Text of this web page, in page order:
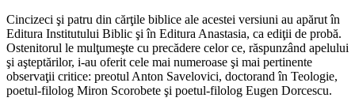
Cincizeci şi patru din cărţile biblice ale acestei versiuni au apărut în
Editura Institutului Biblic şi în Editura Anastasia, ca ediţii de probă.
Ostenitorul le mulţumeşte cu precădere celor ce, răspunzând apelului
şi aşteptărilor, i-au oferit cele mai numeroase şi mai pertinente
observaţii critice: preotul Anton Savelovici, doctorand în Teologie,
poetul-filolog Miron Scorobete şi poetul-filolog Eugen Dorcescu.